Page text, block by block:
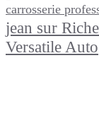
carrosserie
jean sur
Versatile Auto